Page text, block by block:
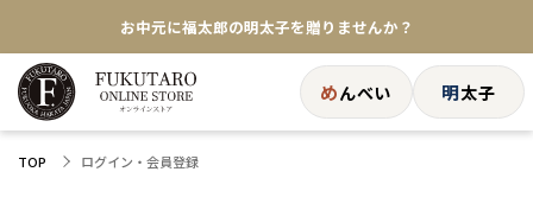
お中元に福太郎の明太子を贈りませんか？
★めんべい25周年記念商品が登場★
【色々な味を試したい方へ】ポストイン！めんべい
めんべい 明太子
TOP ログイン・会員登録